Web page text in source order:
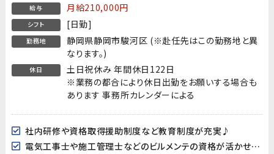
給与 月給210,000円
シフト [日勤]
勤務地
静岡県静岡市駿河区 (※赴任先はこの勤務地と異
なります。)
休日
土日祝休み 年間休日122日
※業務の都合により休日出勤をお願いする場合も
あります 事務所カレンダーによる
社内研修や資格取得援助制度など教育制度が充実♪
電気工事士や施工管理士などのビルメンテの資格が活かせます!